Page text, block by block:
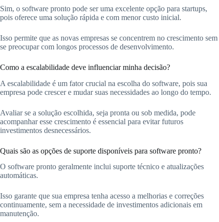
Sim, o software pronto pode ser uma excelente opção para startups,
pois oferece uma solução rápida e com menor custo inicial.
Isso permite que as novas empresas se concentrem no crescimento sem
se preocupar com longos processos de desenvolvimento.
Como a escalabilidade deve influenciar minha decisão?
A escalabilidade é um fator crucial na escolha do software, pois sua
empresa pode crescer e mudar suas necessidades ao longo do tempo.
Avaliar se a solução escolhida, seja pronta ou sob medida, pode
acompanhar esse crescimento é essencial para evitar futuros
investimentos desnecessários.
Quais são as opções de suporte disponíveis para software pronto?
O software pronto geralmente inclui suporte técnico e atualizações
automáticas.
Isso garante que sua empresa tenha acesso a melhorias e correções
continuamente, sem a necessidade de investimentos adicionais em
manutenção.